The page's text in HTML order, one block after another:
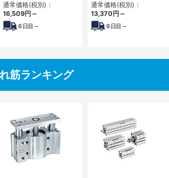
通常価格(税別)：
16,509円 ～
6 日目～
通常価格(税別)：
13,370 円 ～
6 日目～
筋ランキング